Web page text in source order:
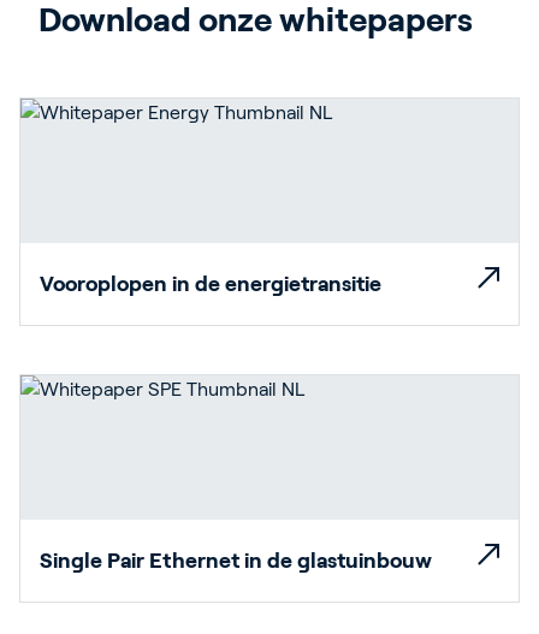
Blog
Events
Inloggen
Download onze whitepapers
Vooroplopen in de energietransitie
Single Pair Ethernet in de glastuinbouw